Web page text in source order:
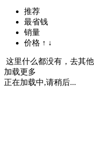
推荐
最省钱
销量
价格 ↑ ↓
这里什么都没有，去其
加载更多
正在加载中,请稍后...